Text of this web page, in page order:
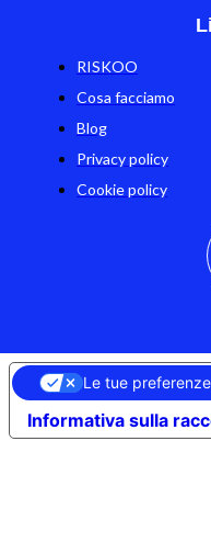
RISKOO
Cosa facciamo
Blog
Privacy policy
Cookie policy
Informativa sulla
Le tue